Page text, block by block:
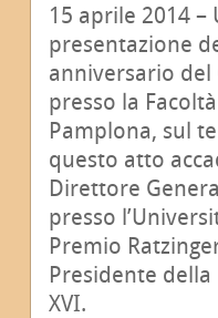
15 aprile 2014
presentazione
anniversario del
presso la
Pamplona, sul
questo atto
Direttore
presso
Premio
Presidente della
XVI.